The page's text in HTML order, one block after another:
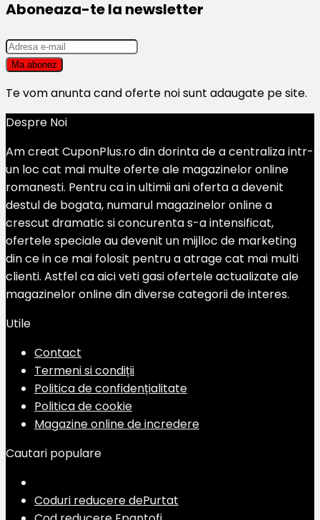
Aboneaza-te la newsletter
Te vom anunta cand oferte noi sunt adaugate pe site.
Despre Noi
Am creat CuponPlus.ro din dorinta de a centraliza intr-
un loc cat mai multe oferte ale magazinelor online
romanesti. Pentru ca in ultimii ani oferta a devenit
destul de bogata, numarul magazinelor online a
crescut dramatic si concurenta s-a intensificat,
ofertele speciale au devenit un mijlloc de marketing
din ce in ce mai folosit pentru a atrage cat mai multi
clienti. Astfel ca aici veti gasi ofertele actualizate ale
magazinelor online din diverse categorii de interes.
Utile
Contact
Termeni si condiții
Politica de confidențialitate
Politica de cookie
Magazine online de incredere
Cautari populare
Coduri reducere dePurtat